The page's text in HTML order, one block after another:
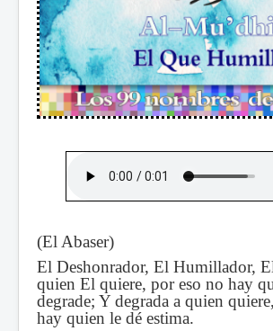
(El Abaser)
El Deshonrador, El Humillador,
quien El quiere, por eso no hay
degrade; Y degrada a quien
hay quien le dé estima.